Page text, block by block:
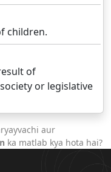
children.
of
or legislative
aur
ka matlab kya hota hai?